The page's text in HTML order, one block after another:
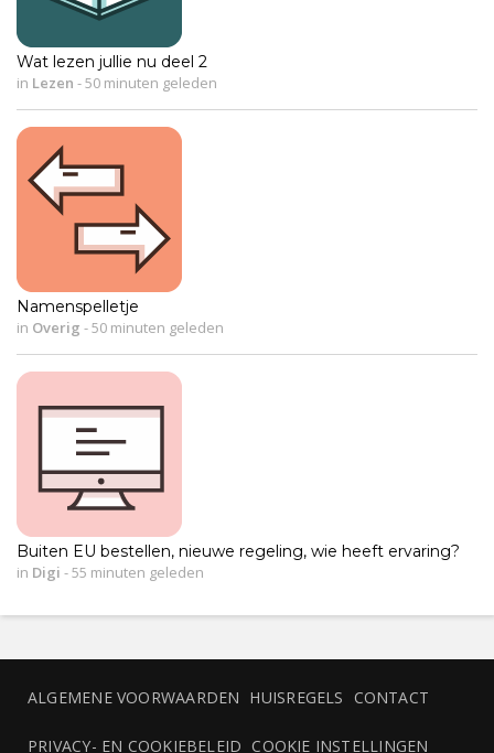
Wat lezen jullie nu deel 2
in Lezen -50 minuten geleden
Namenspelletje
in Overig -50 minuten geleden
Buiten EU bestellen, nieuwe regeling, wie heeft ervaring?
in Digi -55 minuten geleden
ALGEMENE VOORWAARDEN HUISREGELS CONTACT
PRIVACY- EN COOKIEBELEID COOKIE INSTELLINGEN